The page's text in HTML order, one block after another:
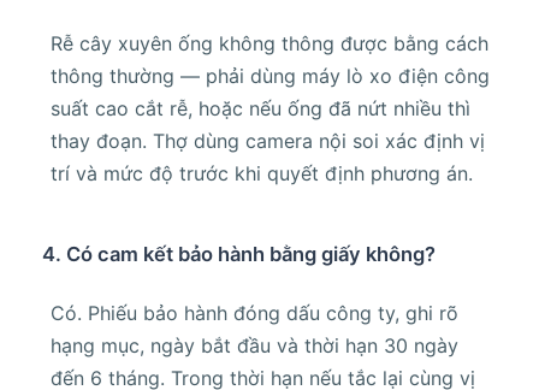
Rễ cây xuyên ống không thông được bằng cách
thông thường — phải dùng máy lò xo điện công
suất cao cắt rễ, hoặc nếu ống đã nứt nhiều thì
thay đoạn. Thợ dùng camera nội soi xác định vị
trí và mức độ trước khi quyết định phương án.
4. Có cam kết bảo hành bằng giấy không?
Có. Phiếu bảo hành đóng dấu công ty, ghi rõ
hạng mục, ngày bắt đầu và thời hạn 30 ngày
đến 6 tháng. Trong thời hạn nếu tắc lại cùng vị